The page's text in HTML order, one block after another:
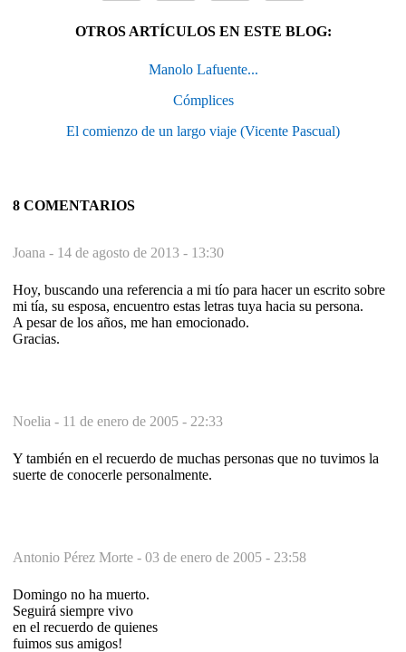
OTROS ARTÍCULOS EN ESTE BLOG:
Manolo Lafuente...
Cómplices
El comienzo de un largo viaje (Vicente Pascual)
8 COMENTARIOS
Joana - 14 de agosto de 2013 - 13:30
Hoy, buscando una referencia a mi tío para hacer un escrito sobre
mi tía, su esposa, encuentro estas letras tuya hacia su persona.
A pesar de los años, me han emocionado.
Gracias.
Noelia - 11 de enero de 2005 - 22:33
Y también en el recuerdo de muchas personas que no tuvimos la
suerte de conocerle personalmente.
Antonio Pérez Morte - 03 de enero de 2005 - 23:58
Domingo no ha muerto.
Seguirá siempre vivo
en el recuerdo de quienes
fuimos sus amigos!